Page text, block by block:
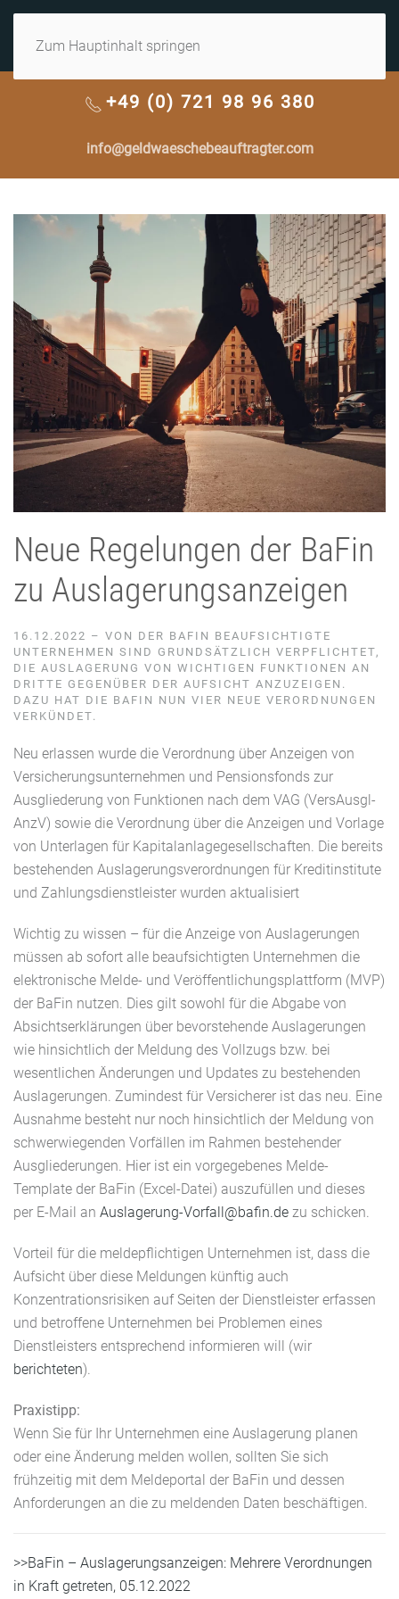
Zum Hauptinhalt springen
+49 (0) 721 98 96 380
info@geldwaeschebeauftragter.com
Neue Regelungen der BaFin
zu Auslagerungsanzeigen
16.12.2022 – VON DER BAFIN BEAUFSICHTIGTE
UNTERNEHMEN SIND GRUNDSÄTZLICH VERPFLICHTET,
DIE AUSLAGERUNG VON WICHTIGEN FUNKTIONEN AN
DRITTE GEGENÜBER DER AUFSICHT ANZUZEIGEN.
DAZU HAT DIE BAFIN NUN VIER NEUE VERORDNUNGEN
VERKÜNDET.
Neu erlassen wurde die Verordnung über Anzeigen von
Versicherungsunternehmen und Pensionsfonds zur
Ausgliederung von Funktionen nach dem VAG (VersAusgl-
AnzV) sowie die Verordnung über die Anzeigen und Vorlage
von Unterlagen für Kapitalanlagegesellschaften. Die bereits
bestehenden Auslagerungsverordnungen für Kreditinstitute
und Zahlungsdienstleister wurden aktualisiert
Wichtig zu wissen – für die Anzeige von Auslagerungen
müssen ab sofort alle beaufsichtigten Unternehmen die
elektronische Melde- und Veröffentlichungsplattform (MVP)
der BaFin nutzen. Dies gilt sowohl für die Abgabe von
Absichtserklärungen über bevorstehende Auslagerungen
wie hinsichtlich der Meldung des Vollzugs bzw. bei
wesentlichen Änderungen und Updates zu bestehenden
Auslagerungen. Zumindest für Versicherer ist das neu. Eine
Ausnahme besteht nur noch hinsichtlich der Meldung von
schwerwiegenden Vorfällen im Rahmen bestehender
Ausgliederungen. Hier ist ein vorgegebenes Melde-
Template der BaFin (Excel-Datei) auszufüllen und dieses
per E-Mail an Auslagerung-Vorfall@bafin.de zu schicken.
Vorteil für die meldepflichtigen Unternehmen ist, dass die
Aufsicht über diese Meldungen künftig auch
Konzentrationsrisiken auf Seiten der Dienstleister erfassen
und betroffene Unternehmen bei Problemen eines
Dienstleisters entsprechend informieren will (wir
berichteten).
Praxistipp:
Wenn Sie für Ihr Unternehmen eine Auslagerung planen
oder eine Änderung melden wollen, sollten Sie sich
frühzeitig mit dem Meldeportal der BaFin und dessen
Anforderungen an die zu meldenden Daten beschäftigen.
>>BaFin – Auslagerungsanzeigen: Mehrere Verordnungen
in Kraft getreten, 05.12.2022